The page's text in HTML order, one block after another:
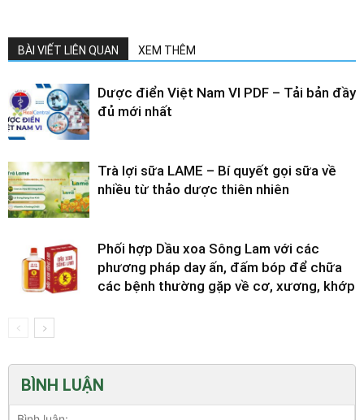
BÀI VIẾT LIÊN QUAN XEM THÊM
Dược điển Việt Nam VI PDF – Tải bản đầy
đủ mới nhất
Trà lợi sữa LAME – Bí quyết gọi sữa về
nhiều từ thảo dược thiên nhiên
Phối hợp Dầu xoa Sông Lam với các
phương pháp day ấn, đấm bóp để chữa
các bệnh thường gặp về cơ, xương, khớp
BÌNH LUẬN